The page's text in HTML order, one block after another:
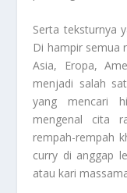
Serta teksturnya
Di hampir semua
Asia, Eropa,
menjadi salah
yang mencari
mengenal cita
rempah-rempah
curry di anggap
atau kari